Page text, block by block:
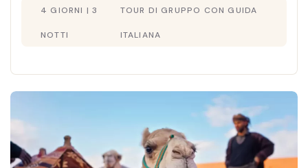
domenica, martedì e giovedì.
4 GIORNI | 3
NOTTI
TOUR DI GRUPPO CON GUIDA
ITALIANA